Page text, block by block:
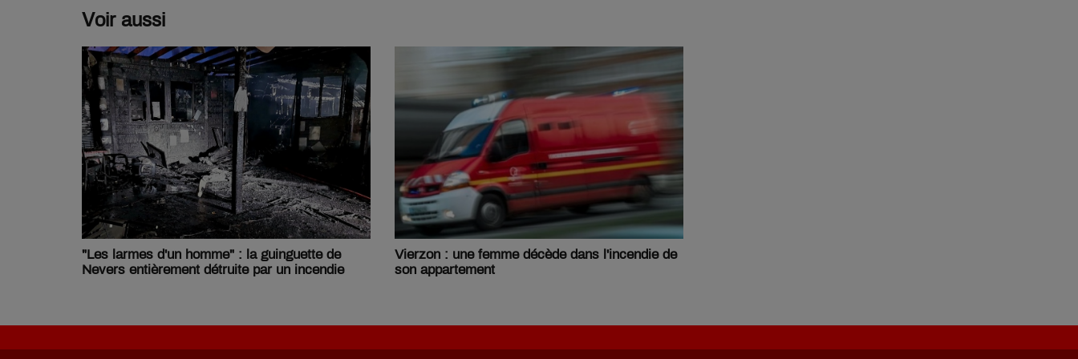
Voir aussi
"Les larmes d'un homme" : la guinguette de
Nevers entièrement détruite par un incendie
Vierzon : une femme décède dans l'incendie de
son appartement